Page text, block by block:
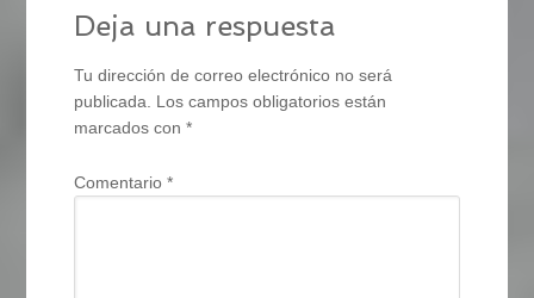
Deja una respuesta
Tu dirección de correo electrónico no será
publicada.
Los campos obligatorios están
marcados con*
Comentario*